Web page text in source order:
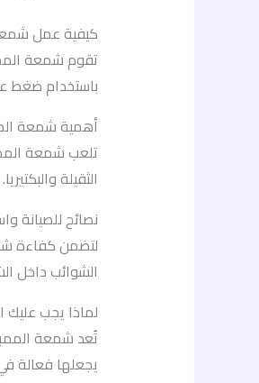
كيفية عمل شمعة
تقوم شمعة
باستخدام ضغط
أهمية شمعة
تلعب شمعة
الثقيلة
نصائح للصيانة
الشوائب داخل
لماذا يجب عليك
تُعد شمعة
يجعلها فعالة